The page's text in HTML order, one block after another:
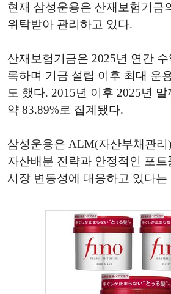
현재 삼성운용은 산재보험기금
위탁받아 관리하고 있다.
산재보험기금은 2025년 연간 수
록하며 기금 설립 이후 최대 운
도 했다. 2015년 이후 2025년
약 83.89%로 집계됐다.
삼성운용은 ALM(자산부채관리
자산배분 전략과 안정적인 포트
시장 변동성에 대응하고 있다는